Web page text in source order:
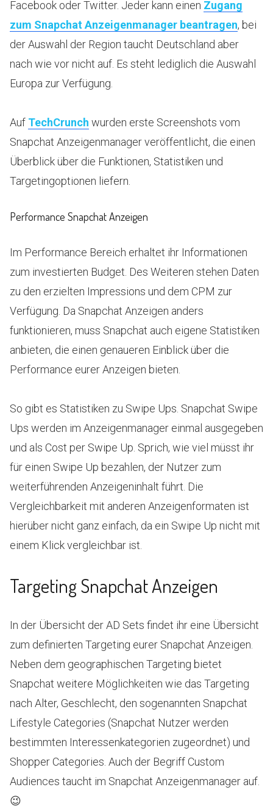
Facebook oder Twitter. Jeder kann einen Zugang
zum Snapchat Anzeigenmanager beantragen, bei
der Auswahl der Region taucht Deutschland aber
nach wie vor nicht auf. Es steht lediglich die Auswahl
Europa zur Verfügung.
Auf TechCrunch wurden erste Screenshots vom
Snapchat Anzeigenmanager veröffentlicht, die einen
Überblick über die Funktionen, Statistiken und
Targetingoptionen liefern.
Performance Snapchat Anzeigen
Im Performance Bereich erhaltet ihr Informationen
zum investierten Budget. Des Weiteren stehen Daten
zu den erzielten Impressions und dem CPM zur
Verfügung. Da Snapchat Anzeigen anders
funktionieren, muss Snapchat auch eigene Statistiken
anbieten, die einen genaueren Einblick über die
Performance eurer Anzeigen bieten.
So gibt es Statistiken zu Swipe Ups. Snapchat Swipe
Ups werden im Anzeigenmanager einmal ausgegeben
und als Cost per Swipe Up. Sprich, wie viel müsst ihr
für einen Swipe Up bezahlen, der Nutzer zum
weiterführenden Anzeigeninhalt führt. Die
Vergleichbarkeit mit anderen Anzeigenformaten ist
hierüber nicht ganz einfach, da ein Swipe Up nicht mit
einem Klick vergleichbar ist.
Targeting Snapchat Anzeigen
In der Übersicht der AD Sets findet ihr eine Übersicht
zum definierten Targeting eurer Snapchat Anzeigen.
Neben dem geographischen Targeting bietet
Snapchat weitere Möglichkeiten wie das Targeting
nach Alter, Geschlecht, den sogenannten Snapchat
Lifestyle Categories (Snapchat Nutzer werden
bestimmten Interessenkategorien zugeordnet) und
Shopper Categories. Auch der Begriff Custom
Audiences taucht im Snapchat Anzeigenmanager auf.
😉